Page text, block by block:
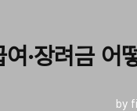
·장려금 어
by